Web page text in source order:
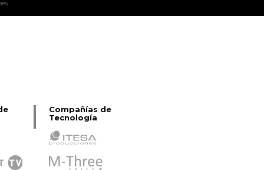
Compañías de
Tecnología